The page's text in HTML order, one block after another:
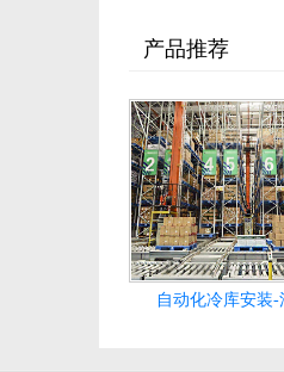
产品推荐
自动化冷库安装-